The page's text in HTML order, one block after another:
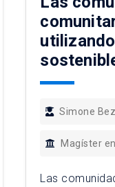
Simone
Magíster
Las